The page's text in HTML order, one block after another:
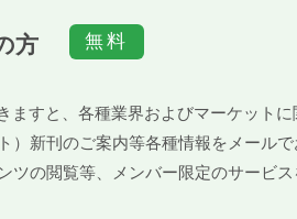
方
ますと、各種業界およびマーケット
）新刊のご案内等各種情報をメールで
ツの閲覧等、メンバー限定のサービス